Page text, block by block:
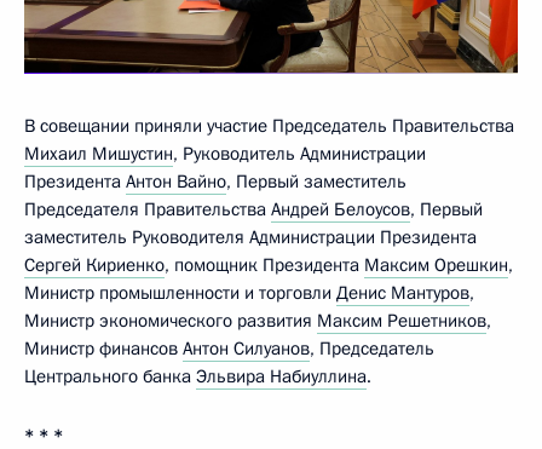
В совещании приняли участие Председатель Правительства
Михаил Мишустин, Руководитель Администрации
Президента Антон Вайно, Первый заместитель
Председателя Правительства Андрей Белоусов, Первый
заместитель Руководителя Администрации Президента
Сергей Кириенко, помощник Президента Максим Орешкин,
Министр промышленности и торговли Денис Мантуров,
Министр экономического развития Максим Решетников,
Министр финансов Антон Силуанов, Председатель
Центрального банка Эльвира Набиуллина.
* * *